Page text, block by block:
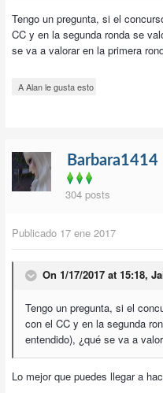
Tengo un pregunta, si el
CC y en la segunda ronda se
se va a valorar en la primera
A Alan le gusta esto
Barbara1414
304 posts
Publicado 17 ene 2017
On 1/17/2017 at 15:18,
Tengo un pregunta, si el
con el CC y en la segunda
entendido), ¿qué se va a
Lo mejor que puedes llegar a